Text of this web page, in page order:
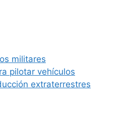
militares
pilotar vehículos
extraterrestres